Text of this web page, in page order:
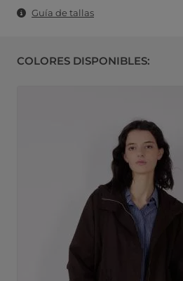
Guía de tallas
COLORES DISPONIBLES: